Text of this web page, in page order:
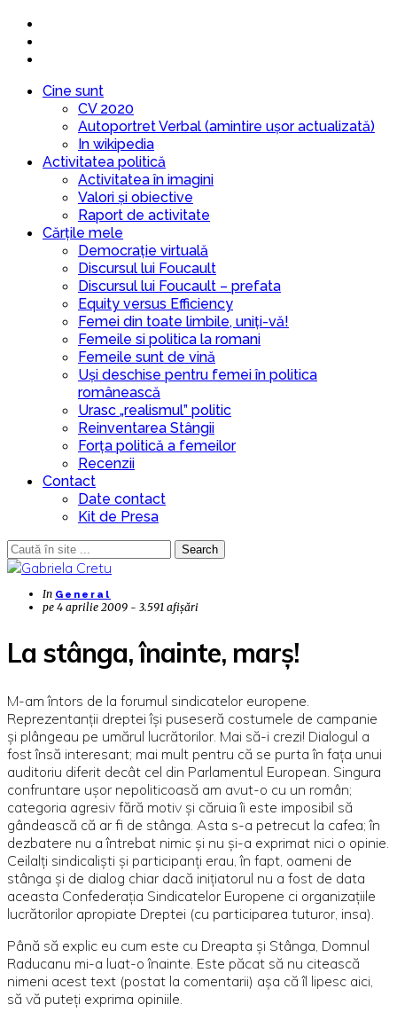
Cine sunt
CV 2020
Autoportret Verbal (amintire ușor actualizată)
In wikipedia
Activitatea politică
Activitatea în imagini
Valori și obiective
Raport de activitate
Cărțile mele
Democrație virtuală
Discursul lui Foucault
Discursul lui Foucault – prefata
Equity versus Efficiency
Femei din toate limbile, uniți-vă!
Femeile si politica la romani
Femeile sunt de vină
Uși deschise pentru femei în politica
românească
Urasc „realismul” politic
Reinventarea Stângii
Forța politică a femeilor
Recenzii
Contact
Date contact
Kit de Presa
Search
In General
pe 4 aprilie 2009 - 3.591 afișări
La stânga, înainte, marș!
M-am întors de la forumul sindicatelor europene.
Reprezentanții dreptei își puseseră costumele de campanie
și plângeau pe umărul lucrătorilor. Mai să-i crezi! Dialogul a
fost însă interesant; mai mult pentru că se purta în fața unui
auditoriu diferit decât cel din Parlamentul European. Singura
confruntare ușor nepoliticoasă am avut-o cu un român;
categoria agresiv fără motiv și căruia îi este imposibil să
gândească că ar fi de stânga. Asta s-a petrecut la cafea; în
dezbatere nu a întrebat nimic și nu și-a exprimat nici o opinie.
Ceilalți sindicaliști și participanți erau, în fapt, oameni de
stânga și de dialog chiar dacă inițiatorul nu a fost de data
aceasta Confederația Sindicatelor Europene ci organizațiile
lucrătorilor apropiate Dreptei (cu participarea tuturor, insa).
Până să explic eu cum este cu Dreapta și Stânga, Domnul
Raducanu mi-a luat-o înainte. Este păcat să nu citească
nimeni acest text (postat la comentarii) așa că îl lipesc aici,
să vă puteți exprima opiniile.